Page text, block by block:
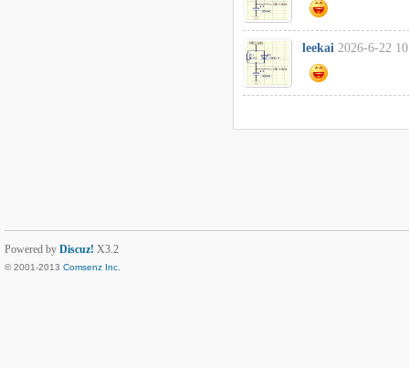
leekai 2026-6-22
Powered by Discuz! X3.2
© 2001-2013 Comsenz Inc.